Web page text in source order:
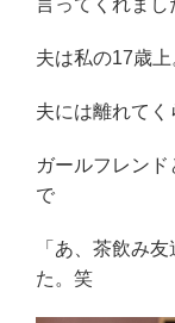
言ってくれまし
夫は私の17歳上
夫には離れてく
ガールフレン
で
「あ、茶飲み
た。笑